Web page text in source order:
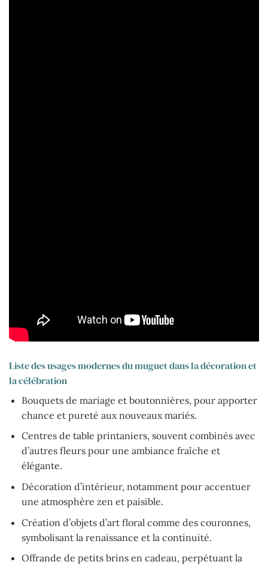
Liste des usages modernes du muguet dans la décoration et
la célébration
Bouquets de mariage et boutonnières, pour apporter
chance et pureté aux nouveaux mariés.
Centres de table printaniers, souvent combinés avec
d’autres fleurs pour une ambiance fraîche et
élégante.
Décoration d’intérieur, notamment pour accentuer
une atmosphère zen et paisible.
Création d’objets d’art floral comme des couronnes,
symbolisant la renaissance et la continuité.
Offrande de petits brins en cadeau, perpétuant la